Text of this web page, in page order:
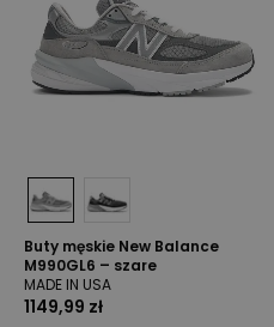
Buty męskie New Balance
M990GL6 – szare
MADE IN USA
1149,99 zł